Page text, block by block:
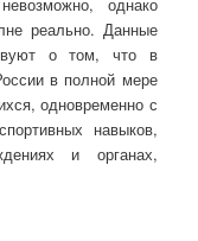
однако
реально. Данные
о том, что в
в полной мере
одновременно с
навыков,
и органах,